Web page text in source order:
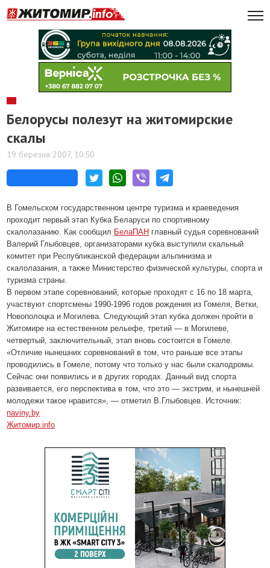
Белорусы полезут на житомирские
скалы
19 березня 2007, 10:50
В Гомельском государственном центре туризма и краеведения
проходит первый этап Кубка Беларуси по спортивному
скалолазанию. Как сообщил БелаПАН главный судья соревнований
Валерий Глыбовцев, организаторами кубка выступили скальный
комитет при Республиканской федерации альпинизма и
скалолазания, а также Министерство физической культуры, спорта и
туризма страны.
В первом этапе соревнований, которые проходят с 16 по 18 марта,
участвуют спортсмены 1990-1996 годов рождения из Гомеля, Ветки,
Новополоцка и Могилева. Следующий этап кубка должен пройти в
Житомире на естественном рельефе, третий — в Могилеве,
четвертый, заключительный, этап вновь состоится в Гомеле.
«Отличие нынешних соревнований в том, что раньше все этапы
проводились в Гомеле, потому что только у нас были скалодромы.
Сейчас они появились и в других городах. Данный вид спорта
развивается, его перспектива в том, что это — экстрим, и нынешней
молодежи такое нравится», — отметил В.Глыбовцев. Источник:
naviny.by
Житомир.info